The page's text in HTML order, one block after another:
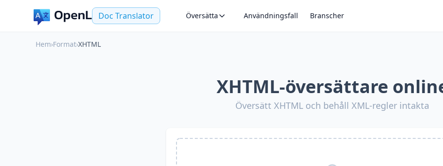
Doc Translator Översätta Användningsfall Branscher
Hem›Format›XHTML
XHTML-översättare
Översätt XHTML och behåll XML-regler intakta